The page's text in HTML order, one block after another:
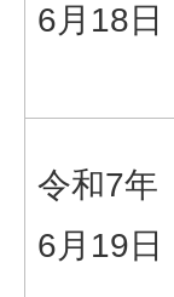
6月18日
令和7年
6月19日